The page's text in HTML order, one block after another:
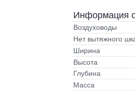
Информация
Воздуховоды
Нет вытяжного
Ширина
Высота
Глубина
Масса